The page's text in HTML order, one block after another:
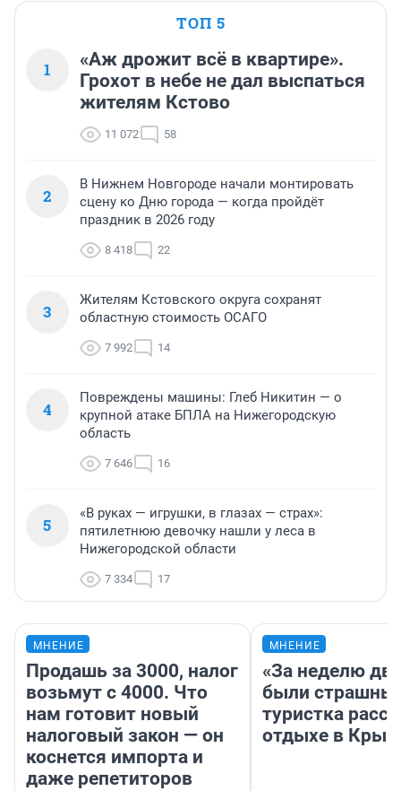
ТОП 5
1
«Аж дрожит всё в квартире».
Грохот в небе не дал выспаться
жителям Кстово
11 072 58
2
В Нижнем Новгороде начали монтировать
сцену ко Дню города — когда пройдёт
праздник в 2026 году
8 418 22
3
Жителям Кстовского округа сохранят
областную стоимость ОСАГО
7 992 14
4
Повреждены машины: Глеб Никитин — о
крупной атаке БПЛА на Нижегородскую
область
7 646 16
5
«В руках — игрушки, в глазах — страх»:
пятилетнюю девочку нашли у леса в
Нижегородской области
7 334 17
МНЕНИЕ
Продашь за 3000, налог
возьмут с 4000. Что
нам готовит новый
налоговый закон — он
коснется импорта и
даже репетиторов
МНЕНИЕ
«За неделю
были
туристка
отдыхе в